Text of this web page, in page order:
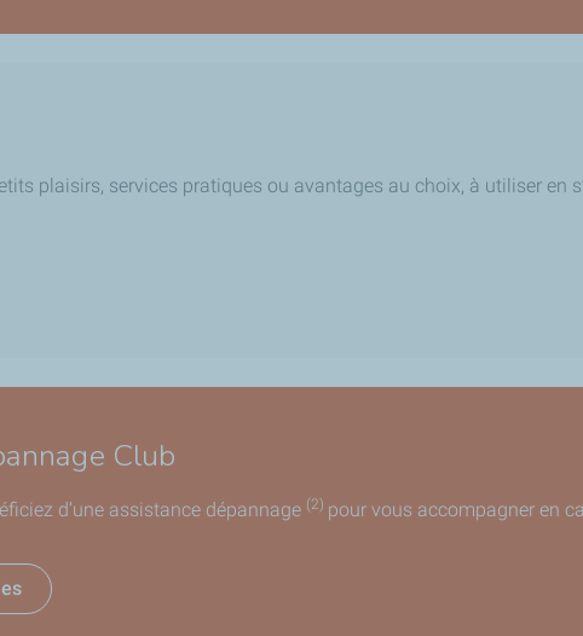
plaisirs, services pratiques ou avantages au choix, à utiliser en
Club
d’une assistance dépannage (2) pour vous accompagner en